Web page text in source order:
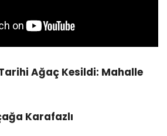
Tarihi Ağaç Kesildi: Mahalle
Karafazlı